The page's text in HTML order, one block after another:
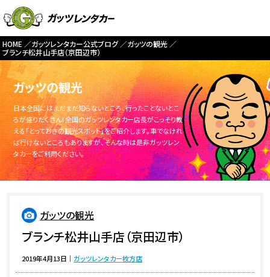
HOME ガッツレンタカー公式ブログ
ガッツの観光
ブランチ松井山手店（京田辺市）
ガッツの観光
日本全国にはまだまだ知らないところ、行ったことないとこ
ろが盛りだくさん！全国のガッツレンタカー店長がこっそり教
える「とっておきの観光スポット」をご紹介します。車でなけれ
ば行けないところもありますが、そんな時は是非ガッツレン
タカーをご利用ください。
ガッツの観光
ブランチ松井山手店（京田辺市）
2019年4月13日 ｜ガッツレンタカー枚方店